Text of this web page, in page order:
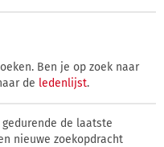
Ben je op zoek naar
de ledenlijst.
de laatste
nieuwe zoekopdracht